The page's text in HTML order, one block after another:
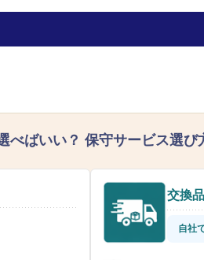
べばいい？ 保守サービス選び
交換
自社